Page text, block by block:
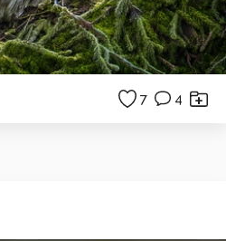
7 4